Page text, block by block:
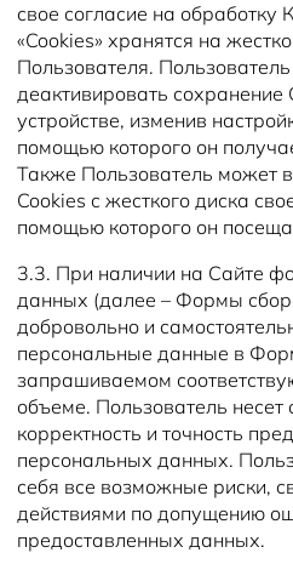
свое согласие на обработку
«Cookies» хранятся на
Пользователя.
деактивировать сохранение
устройстве, изменив
помощью которого он
Также Пользователь может
Cookies с жесткого диска
помощью которого он
3.3. При наличии на Сайте
данных (далее – Формы
добровольно и
персональные данные в
запрашиваемом
объеме. Пользователь несет
корректность и точность
персональных данных.
себя все возможные риски,
действиями по допущению
предоставленных данных.